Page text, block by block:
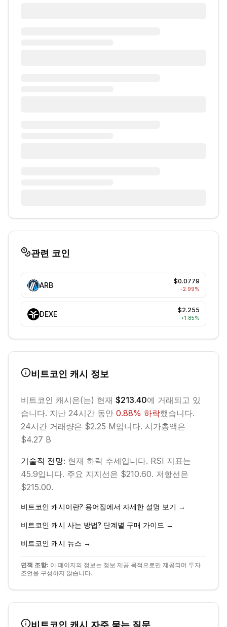
관련 코인
ARB $0.0779
-2.99%
DEXE $2.255
+1.85%
비트코인 캐시 정보
비트코인 캐시은(는) 현재 $213.40에 거래되고 있
습니다. 지난 24시간 동안 0.88% 하락했습니다.
24시간 거래량은 $2.25 M입니다. 시가총액은
$4.27 B
기술적 전망: 현재 하락 추세입니다. RSI 지표는
45.9입니다. 주요 지지선은 $210.60. 저항선은
$215.00.
비트코인 캐시이란? 용어집에서 자세한 설명 보기 →
비트코인 캐시 사는 방법? 단계별 구매 가이드 →
비트코인 캐시 뉴스 →
면책 조항: 이 페이지의 정보는 정보 제공 목적으로만 제공되며 투자
조언을 구성하지 않습니다.
비트코인 캐시 자주 묻는 질문